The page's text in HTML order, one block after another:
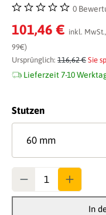
Durchschnittliche
0
101,46 € inkl.
99€)
Ursprünglich: 116,62 € Sie
Lieferzeit 7-10
Stutzenauswählen
In